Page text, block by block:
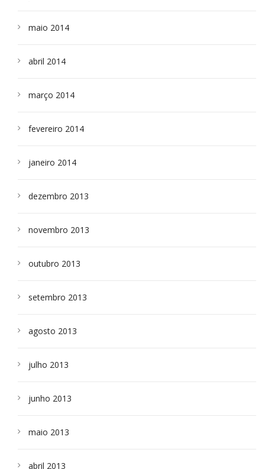
maio 2014
abril 2014
março 2014
fevereiro 2014
janeiro 2014
dezembro 2013
novembro 2013
outubro 2013
setembro 2013
agosto 2013
julho 2013
junho 2013
maio 2013
abril 2013